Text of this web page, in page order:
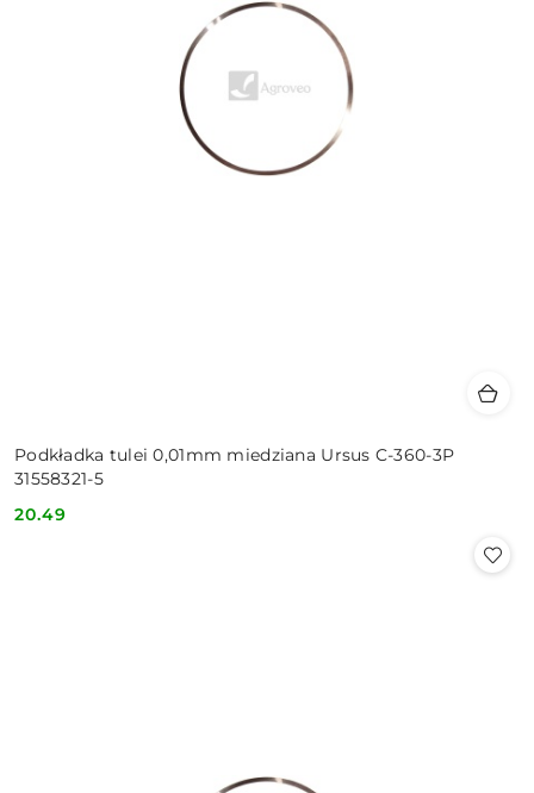
Podkładka tulei 0,01mm miedziana Ursus C-360-3P
31558321-5
Cena:
20.49